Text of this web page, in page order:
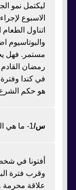
ليكتمل نمو
الاسبوع
اتناول
والبوتاسيوم
مستمر. فهل
رمضان
هو حكم
س/1- ما هي الجنابة؟
أفتونا في
وقرب فترة
علاقة محرمة